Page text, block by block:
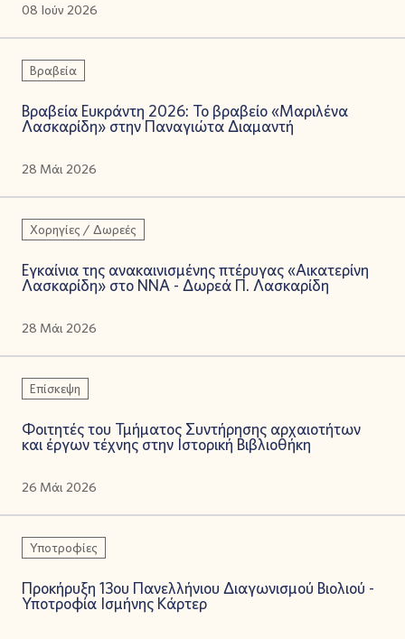
08 Ιούν 2026
Βραβεία
Βραβεία Ευκράντη 2026: Το βραβείο «Μαριλένα
Λασκαρίδη» στην Παναγιώτα Διαμαντή
28 Μάι 2026
Χορηγίες / Δωρεές
Εγκαίνια της ανακαινισμένης πτέρυγας «Αικατερίνη
Λασκαρίδη» στο ΝΝΑ - Δωρεά Π. Λασκαρίδη
28 Μάι 2026
Επίσκεψη
Φοιτητές του Τμήματος Συντήρησης αρχαιοτήτων
και έργων τέχνης στην Ιστορική Βιβλιοθήκη
26 Μάι 2026
Υποτροφίες
Προκήρυξη 13ου Πανελλήνιου Διαγωνισμού Βιολιού -
Υποτροφία Ισμήνης Κάρτερ